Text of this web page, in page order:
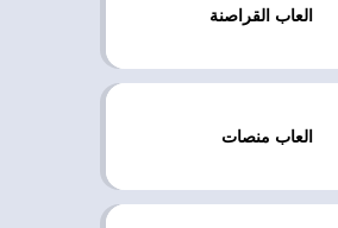
العاب القراصنة
العاب منصات